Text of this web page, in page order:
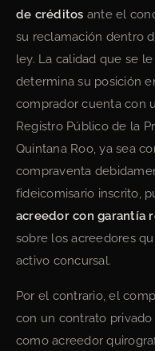
de créditos ante el
su reclamación dentro
ley. La calidad que se
determina su posición
comprador cuenta con
Registro Público de la
Quintana Roo, ya sea
compraventa
fideicomisario inscrito,
acreedor con garantía
sobre los acreedores
activo concursal.
Por el contrario, el
con un contrato
como acreedor